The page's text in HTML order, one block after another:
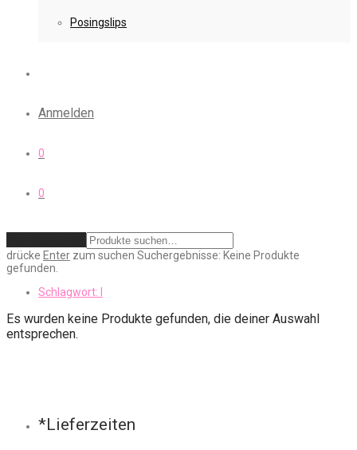
Posingslips
Anmelden
0
0
drücke Enter zum suchen Suchergebnisse: Keine Produkte
gefunden.
Schlagwort:
Es wurden keine Produkte gefunden, die deiner Auswahl
entsprechen.
*Lieferzeiten